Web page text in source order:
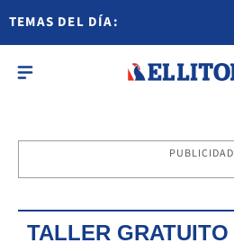
TEMAS DEL DÍA:
PUBLICIDAD
TALLER GRATUITO